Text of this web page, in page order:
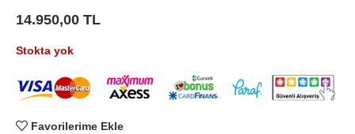
14.950,00 TL
Stokta yok
Favorilerime Ekle